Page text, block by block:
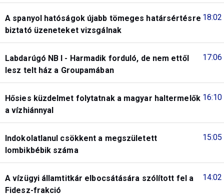
18:02
A spanyol hatóságok újabb tömeges határsértésre
biztató üzeneteket vizsgálnak
17:06
Labdarúgó NB I - Harmadik forduló, de nem ettől
lesz telt ház a Groupamában
16:10
Hősies küzdelmet folytatnak a magyar haltermelők
a vízhiánnyal
15:05
Indokolatlanul csökkent a megszületett
lombikbébik száma
14:02
A vízügyi államtitkár elbocsátására szólított fel a
Fidesz-frakció